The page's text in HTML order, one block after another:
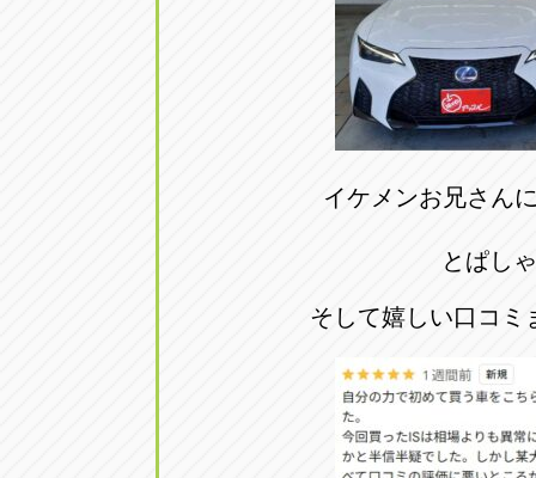
イケメンお兄さん
とぱし
そして嬉しい口コミ